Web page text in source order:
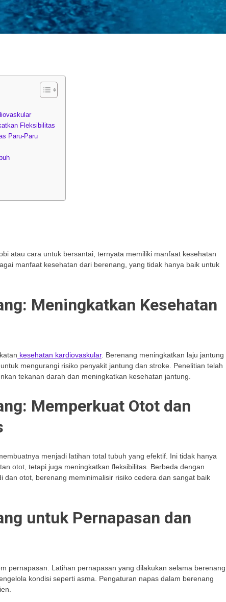
Fleksibilitas
Paru-Paru
atau cara untuk bersantai, ternyata memiliki manfaat kesehatan
manfaat kesehatan dari berenang, yang tidak hanya baik untuk
Meningkatkan Kesehatan
kesehatan kardiovaskular. Berenang meningkatkan laju jantung
mengurangi risiko penyakit jantung dan stroke. Penelitian telah
tekanan darah dan meningkatkan kesehatan jantung.
Memperkuat Otot dan
menjadi latihan total tubuh yang efektif. Ini tidak hanya
otot, tetapi juga meningkatkan fleksibilitas. Berbeda dengan
otot, berenang meminimalisir risiko cedera dan sangat baik
untuk Pernapasan dan
pernapasan. Latihan pernapasan yang dilakukan selama berenang
kondisi seperti asma. Pengaturan napas dalam berenang